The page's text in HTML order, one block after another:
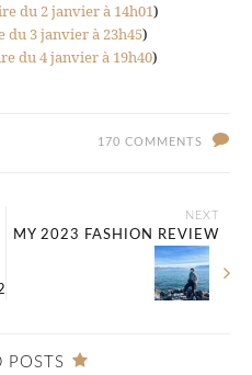
du 2 janvier à 14h01)
du 3 janvier à 23h45)
du 4 janvier à 19h40)
170 COMMENTS
NEXT
MY 2023 FASHION REVIEW
POSTS